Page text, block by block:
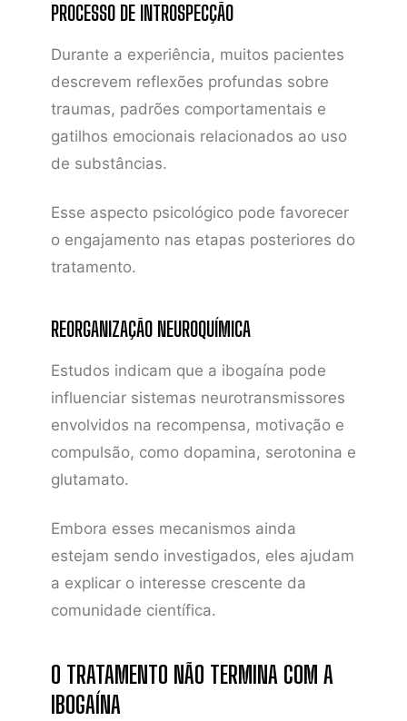
PROCESSO DE INTROSPECÇÃO
Durante a experiência, muitos pacientes
descrevem reflexões profundas sobre
traumas, padrões comportamentais e
gatilhos emocionais relacionados ao uso
de substâncias.
Esse aspecto psicológico pode favorecer
o engajamento nas etapas posteriores do
tratamento.
REORGANIZAÇÃO NEUROQUÍMICA
Estudos indicam que a ibogaína pode
influenciar sistemas neurotransmissores
envolvidos na recompensa, motivação e
compulsão, como dopamina, serotonina e
glutamato.
Embora esses mecanismos ainda
estejam sendo investigados, eles ajudam
a explicar o interesse crescente da
comunidade científica.
O TRATAMENTO NÃO TERMINA COM A
IBOGAÍNA